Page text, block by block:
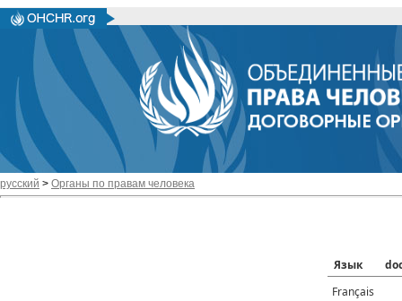
русский > Органы по правам человека
Язык
Français